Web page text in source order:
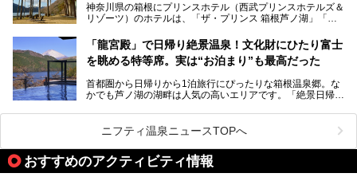
神奈川県には、サウナや岩盤浴、一日中遊べるエンタメ施設
など、“非日常”を味わえるスーパー銭湯が数多く揃っていま
う」という人も多いはず。
そこで今回は、神奈川県内の人気施設26選を「安さ」「岩
業」「駅近」など、目的別に厳選して紹介します。
今の気分にぴったりの施設を見つけて、最高のリフレッシュ
神奈川県の箱根にプリンスホテル（西武プリンスホテルズ＆
リゾーツ）のホテルは、「ザ・プリンス 箱根芦ノ湖」「芦
「箱根仙石原プリンスホテル」と4軒あり、今回ご紹介する
「ザ・プリンス 箱根芦ノ湖」は、その中でもフラッグシッ
プ（旗艦）に位置づけられる特別なホテルです。
昭和の日本を代表する建築家の一人、村野藤吾が芦ノ湖の畔
に建てた桃源郷のようなホテルがここ。自家源泉の温泉や、
提供元：株式会社西武・プリンスホテルズワールドワイド
【PR】
この記事はザ・プリンス 箱根芦ノ湖のPR記事です。
「龍宮殿」で日帰り絶景温泉！文化財にひたり富士
を眺める特等席。実は“お泊まり”も最高だった
首都圏から日帰りから1泊旅行にぴったりな箱根温泉郷。な
かでも芦ノ湖の湖畔は人気の高いエリアです。「絶景日帰り
が楽しめるまさに眺望自慢の日帰り温泉。
そしてここは全24室の「箱根 芦ノ湖畔蛸川温泉 龍宮殿」と
して宿泊もできます。宿泊者は「龍宮殿本館」の営業時間に
加えて、朝6時からの宿泊者専用時間帯にも「龍宮殿本館」
のお風呂が利用できます。
ニフティ温泉ニュースTOPへ
おすすめのアクティビティ情報